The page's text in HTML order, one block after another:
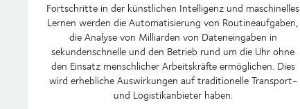
Fortschritte in der künstlichen Intelligenz und maschinelles
Lernen werden die Automatisierung von Routineaufgaben,
die Analyse von Milliarden von Dateneingaben in
sekundenschnelle und den Betrieb rund um die Uhr ohne
den Einsatz menschlicher Arbeitskräfte ermöglichen. Dies
wird erhebliche Auswirkungen auf traditionelle Transport-
und Logistikanbieter haben.